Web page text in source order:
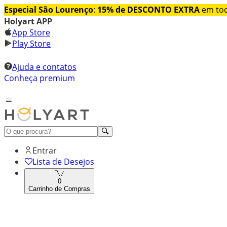
Especial São Lourenço: 15% de DESCONTO EXTRA em
Holyart APP
App Store
Play Store
Ajuda e contatos
Conheça premium
Entrar
Lista de Desejos
0
Carrinho de Compras